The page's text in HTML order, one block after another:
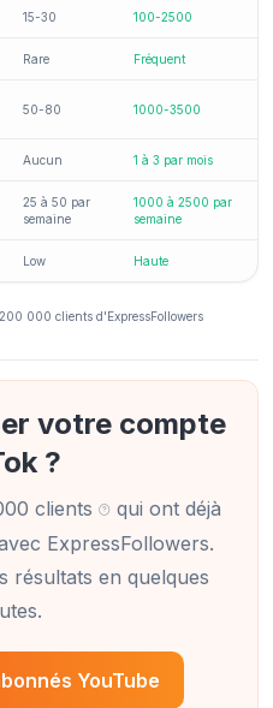
15-30 100-2500
Rare Fréquent
50-80 1000-3500
Aucun 1 à 3 par mois
25 à 50 par
semaine
1000 à 2500 par
semaine
Low Haute
000 clients d'ExpressFollowers
votre compte
?
clients
qui ont déjà
ExpressFollowers.
résultats en quelques
YouTube
et des mentions «